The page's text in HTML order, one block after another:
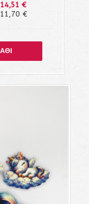
14,51 €
11,70 €